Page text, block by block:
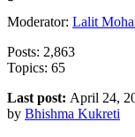
Moderator: Lalit
Posts: 2,863
Topics: 65
Last post: April 24,
by Bhishma Kukreti